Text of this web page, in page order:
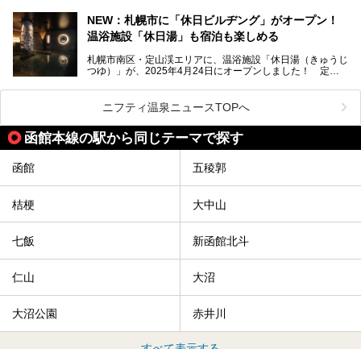
豊かな登別温泉とは対照的な存在で、今も湯治場的な要素が
残る閑静な温泉地です。
地体験し、カルルス温泉をご紹介。温泉地の概要や泉質解説
をはじめ、日帰り入浴可能な全３施設の紹介・周辺観光・ア
NEW：札幌市に「休日ビルヂング」がオープン！
温浴施設「休日湯」も宿泊も楽しめる
札幌市南区・定山渓エリアに、温浴施設「休日湯（きゅうじ
つゆ）」が、2025年4月24日にオープンしました！ 定山
この施設は、温泉・サウナの「休日湯」・ラウンジの「THE
LOUNGE DAYOF」・グルメ「休日洋麺店」・ホテル「エク
スクラメーションホテル」で構成された、まさに大人の癒し
空間。
今回は、そんな「休日ビルヂング」の魅力を5つのポイント
ニフティ温泉ニュースTOPへ
函館本線の駅から同じテーマで探す
函館 五稜郭
桔梗 大中山
七飯 新函館北斗
仁山 大沼
大沼公園 赤井川